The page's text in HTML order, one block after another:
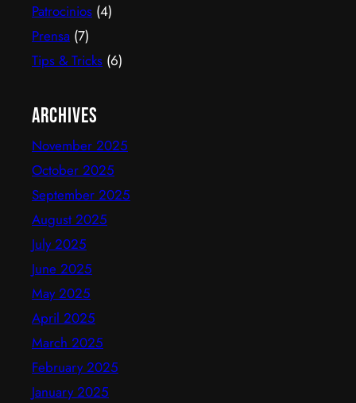
Patrocinios (4)
Prensa (7)
Tips & Tricks (6)
Archives
November 2025
October 2025
September 2025
August 2025
July 2025
June 2025
May 2025
April 2025
March 2025
February 2025
January 2025